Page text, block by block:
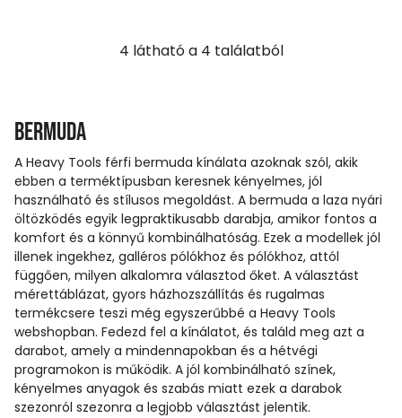
4 látható a 4 találatból
Bermuda
A Heavy Tools férfi bermuda kínálata azoknak szól, akik
ebben a terméktípusban keresnek kényelmes, jól
használható és stílusos megoldást. A bermuda a laza nyári
öltözködés egyik legpraktikusabb darabja, amikor fontos a
komfort és a könnyű kombinálhatóság. Ezek a modellek jól
illenek ingekhez, galléros pólókhoz és pólókhoz, attól
függően, milyen alkalomra választod őket. A választást
mérettáblázat, gyors házhozszállítás és rugalmas
termékcsere teszi még egyszerűbbé a Heavy Tools
webshopban. Fedezd fel a kínálatot, és találd meg azt a
darabot, amely a mindennapokban és a hétvégi
programokon is működik. A jól kombinálható színek,
kényelmes anyagok és szabás miatt ezek a darabok
szezonról szezonra a legjobb választást jelentik.